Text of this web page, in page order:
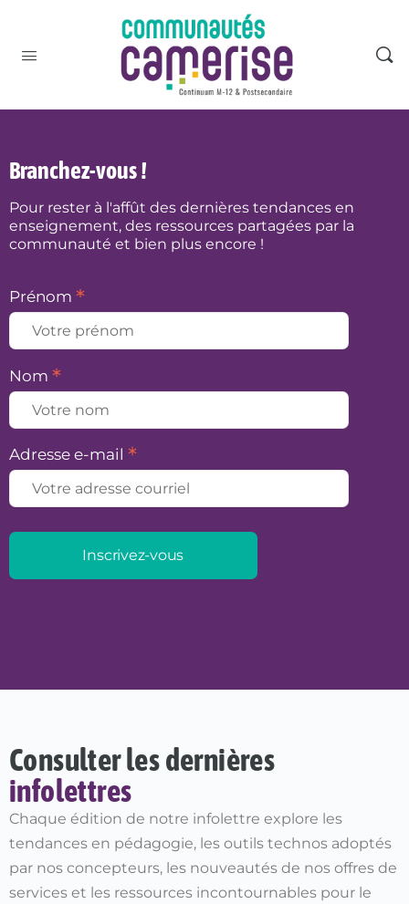
Branchez-vous !
Pour rester à l'affût des dernières tendances en
enseignement, des ressources partagées par la
communauté et bien plus encore !
Prénom *
Nom *
Adresse e-mail *
Consulter les dernières
infolettres
Chaque édition de notre infolettre explore les
tendances en pédagogie, les outils technos adoptés
par nos concepteurs, les nouveautés de nos offres de
services et les ressources incontournables pour le